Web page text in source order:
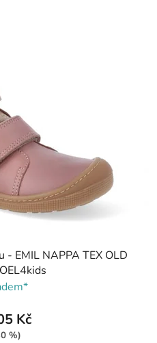
- EMIL NAPPA TEX OLD
Kč
%)